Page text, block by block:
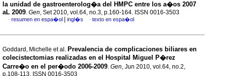
la unidad de gastroenterolog�a del HMPC entre los a�os 2007
aL 2009. Gen, Set 2010, vol.64, no.3, p.160-164. ISSN 0016-3503
· resumen en espa�ol ingl�s · texto en espa�ol
Goddard, Michelle et al. Prevalencia de complicaciones biliares en
colecistectomias realizadas en el Hospital Miguel P�rez
Carre�o en el per�odo 2006-2009. Gen, Jun 2010, vol.64, no.2,
p.108-113. ISSN 0016-3503